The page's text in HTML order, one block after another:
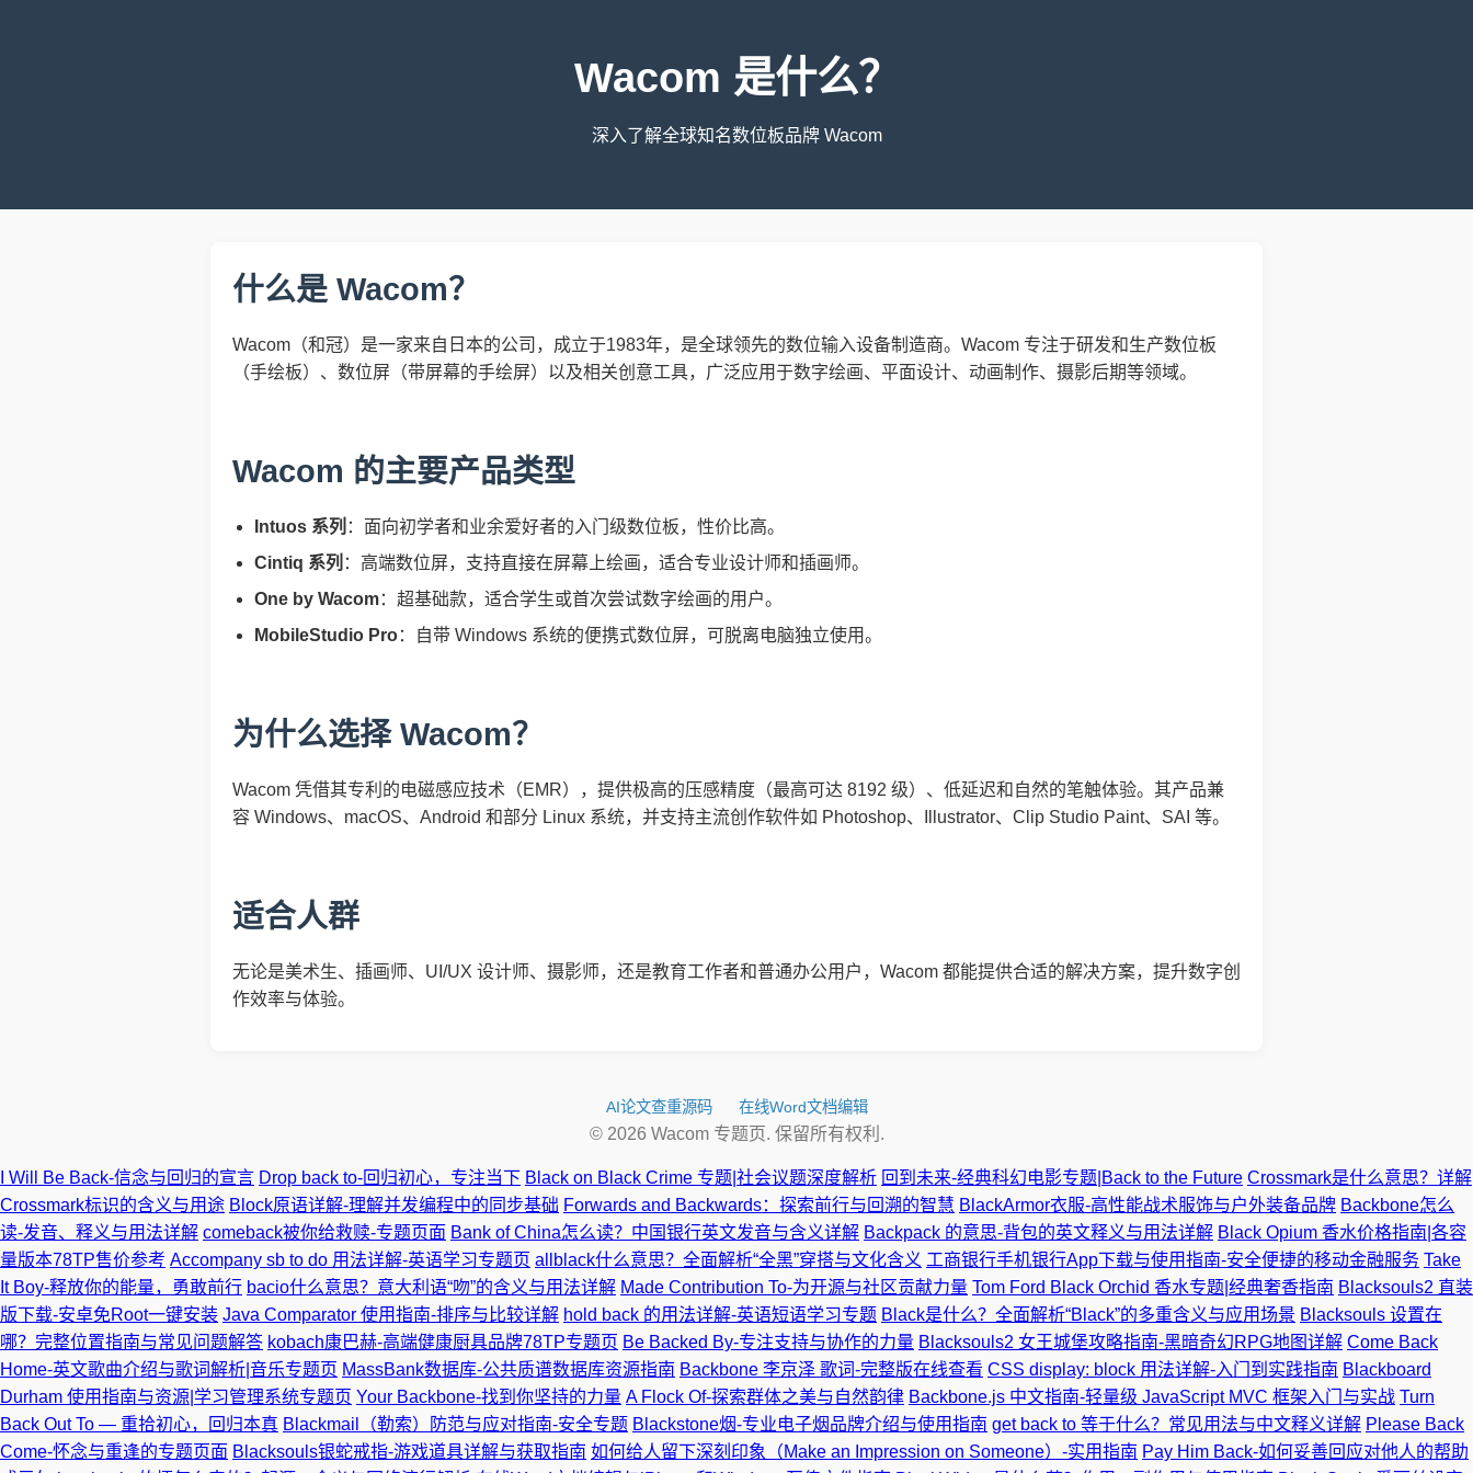
Wacom 是什么？
深入了解全球知名数位板品牌 Wacom
什么是 Wacom？
Wacom（和冠）是一家来自日本的公司，成立于1983年，是全球领先的数位输入设备制造商。Wacom 专注于研发和生产数位板
（手绘板）、数位屏（带屏幕的手绘屏）以及相关创意工具，广泛应用于数字绘画、平面设计、动画制作、摄影后期等领域。
Wacom 的主要产品类型
Intuos 系列 ：面向初学者和业余爱好者的入门级数位板，性价比高。
Cintiq 系列 ：高端数位屏，支持直接在屏幕上绘画，适合专业设计师和插画师。
One by Wacom：超基础款，适合学生或首次尝试数字绘画的用户。
MobileStudio Pro：自带 Windows 系统的便携式数位屏，可脱离电脑独立使用。
为什么选择 Wacom？
Wacom 凭借其专利的电磁感应技术（EMR），提供极高的压感精度（最高可达 8192 级）、低延迟和自然的笔触体验。其产品兼
容 Windows、macOS、Android 和部分 Linux 系统，并支持主流创作软件如 Photoshop、Illustrator、Clip Studio Paint、SAI 等。
适合人群
无论是美术生、插画师、UI/UX 设计师、摄影师，还是教育工作者和普通办公用户，Wacom 都能提供合适的解决方案，提升数字创
作效率与体验。
AI论文查重源码 在线Word文档编辑
© 2026 Wacom 专题页. 保留所有权利.
I Will Be Back-信念与回归的宣言 Drop back to-回归初心，专注当下 Black on Black Crime 专题|社会议题深度解析 回到未来-经典科幻电影专题|Back to the Future Crossmark是什么意思？详解
Crossmark标识的含义与用途 Block原语详解-理解并发编程中的同步基础 Forwards and Backwards：探索前行与回溯的智慧 BlackArmor衣服-高性能战术服饰与户外装备品牌 Backbone怎么
读-发音、释义与用法详解 comeback被你给救赎-专题页面 Bank of China怎么读？中国银行英文发音与含义详解 Backpack 的意思-背包的英文释义与用法详解 Black Opium 香水价格指南|各容
量版本78TP售价参考 Accompany sb to do 用法详解-英语学习专题页 allblack什么意思？全面解析“全黑”穿搭与文化含义 工商银行手机银行App下载与使用指南-安全便捷的移动金融服务 Take
It Boy-释放你的能量，勇敢前行 bacio什么意思？意大利语“吻”的含义与用法详解 Made Contribution To-为开源与社区贡献力量 Tom Ford Black Orchid 香水专题|经典奢香指南 Blacksouls2 直装
版下载-安卓免Root一键安装 Java Comparator 使用指南-排序与比较详解 hold back 的用法详解-英语短语学习专题 Black是什么？全面解析“Black”的多重含义与应用场景 Blacksouls 设置在
哪？完整位置指南与常见问题解答 kobach康巴赫-高端健康厨具品牌78TP专题页 Be Backed By-专注支持与协作的力量 Blacksouls2 女王城堡攻略指南-黑暗奇幻RPG地图详解 Come Back
Home-英文歌曲介绍与歌词解析|音乐专题页 MassBank数据库-公共质谱数据库资源指南 Backbone 李京泽 歌词-完整版在线查看 CSS display: block 用法详解-入门到实践指南 Blackboard
Durham 使用指南与资源|学习管理系统专题页 Your Backbone-找到你坚持的力量 A Flock Of-探索群体之美与自然韵律 Backbone.js 中文指南-轻量级 JavaScript MVC 框架入门与实战 Turn
Back Out To — 重拾初心，回归本真 Blackmail（勒索）防范与应对指南-安全专题 Blackstone烟-专业电子烟品牌介绍与使用指南 get back to 等于什么？常见用法与中文释义详解 Please Back
Come-怀念与重逢的专题页面 Blacksouls银蛇戒指-游戏道具详解与获取指南 如何给人留下深刻印象（Make an Impression on Someone）-实用指南 Pay Him Back-如何妥善回应对他人的帮助